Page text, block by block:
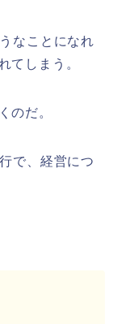
なことになれ
てしまう。
のだ。
で、経営につ